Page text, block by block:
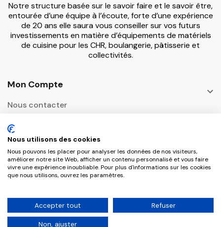
Notre structure basée sur le savoir faire et le savoir être,
entourée d’une équipe à l’écoute, forte d’une expérience
de 20 ans elle saura vous conseiller sur vos futurs
investissements en matière d’équipements de matériels
de cuisine pour les CHR, boulangerie, pâtisserie et
collectivités.
Mon Compte

Nous contacter
Informations
Adresse Postale
Copyright © 2026 CHR Master Tous droits
Nous utilisons des cookies
Nous pouvons les placer pour analyser les données de nos visiteurs,
améliorer notre site Web, afficher un contenu personnalisé et vous faire
vivre une expérience inoubliable. Pour plus d'informations sur les cookies
que nous utilisons, ouvrez les paramètres.
Accepter tout Refuser
Non, ajuster